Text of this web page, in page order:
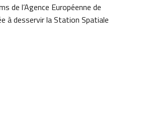
de l’Agence Européenne de
à desservir la Station Spatiale